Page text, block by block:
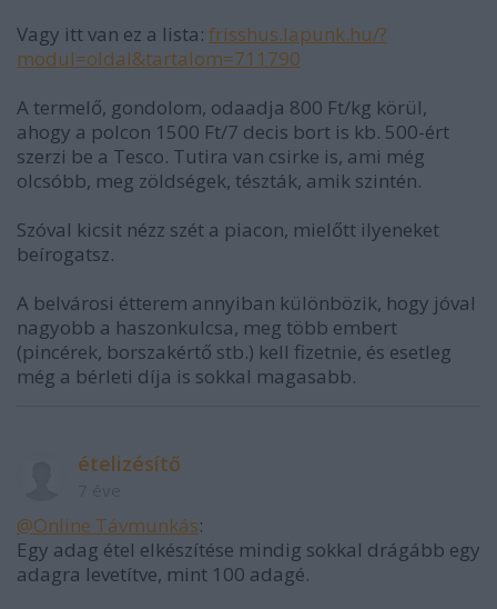
Vagy itt van ez a lista: frisshus.lapunk.hu/?
modul=oldal&tartalom=711790
A termelő, gondolom, odaadja 800 Ft/kg körül,
ahogy a polcon 1500 Ft/7 decis bort is kb. 500-ért
szerzi be a Tesco. Tutira van csirke is, ami még
olcsóbb, meg zöldségek, tészták, amik szintén.
Szóval kicsit nézz szét a piacon, mielőtt ilyeneket
beírogatsz.
A belvárosi étterem annyiban különbözik, hogy jóval
nagyobb a haszonkulcsa, meg több embert
(pincérek, borszakértő stb.) kell fizetnie, és esetleg
még a bérleti díja is sokkal magasabb.
ételizésítő
@Online Távmunkás:
Egy adag étel elkészítése mindig sokkal drágább egy
adagra levetítve, mint 100 adagé.